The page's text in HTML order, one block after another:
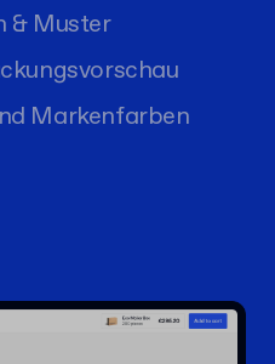
& Muster
Markenfarben